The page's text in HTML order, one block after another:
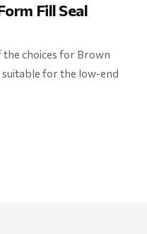
Fill Seal
the choices for Brown
suitable for the low-end